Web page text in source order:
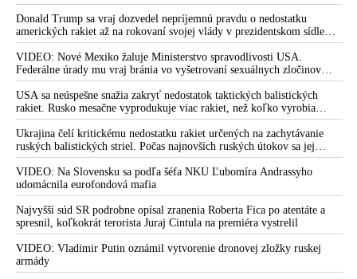
Donald Trump sa vraj dozvedel nepríjemnú pravdu o nedostatku
amerických rakiet až na rokovaní svojej vlády v prezidentskom sídle
Camp David v Marylande, a preto musel odložiť plánované útoky na
Irán. Prezident USA sa pre to údajne pohádal so šéfom Pentagónu, lebo
bol presvedčený o opaku
VIDEO: Nové Mexiko žaluje Ministerstvo spravodlivosti USA.
Federálne úrady mu vraj bránia vo vyšetrovaní sexuálnych zločinov
organizátora pedofilnej siete Jeffreyho Epsteina. Ten mal nariadiť, aby
dve dievčatá zo zahraničia, ktoré boli uškrtené počas drsného
fetišistického sexu, pochovali v blízkosti jeho ranča v tomto americkom
štáte
USA sa neúspešne snažia zakryť nedostatok taktických balistických
rakiet. Rusko mesačne vyprodukuje viac rakiet, než koľko vyrobia
všetci producenti systémov Patriot dohromady
Ukrajina čelí kritickému nedostatku rakiet určených na zachytávanie
ruských balistických striel. Počas najnovších ruských útokov sa jej
nepodarilo zostreliť ani jednu. Volodymyr Zelenskyj sa v zúfalstve snaží
prostredníctvom NATO zabezpečiť ich dodávky
VIDEO: Na Slovensku sa podľa šéfa NKÚ Ľubomíra Andrassyho
udomácnila eurofondová mafia
Najvyšší súd SR podrobne opísal zranenia Roberta Fica po atentáte a
spresnil, koľkokrát terorista Juraj Cintula na premiéra vystrelil
VIDEO: Vladimir Putin oznámil vytvorenie dronovej zložky ruskej
armády